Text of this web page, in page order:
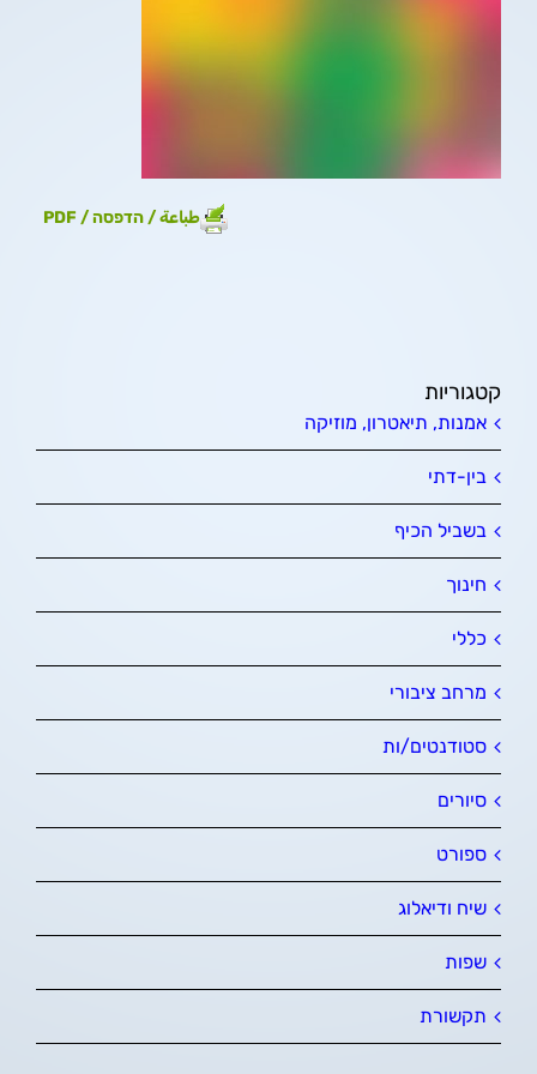
طباعة / הדפסה / PDF
קטגוריות
אמנות, תיאטרון, מוזיקה
בין-דתי
בשביל הכיף
חינוך
כללי
מרחב ציבורי
סטודנטים/ות
סיורים
ספורט
שיח ודיאלוג
שפות
תקשורת